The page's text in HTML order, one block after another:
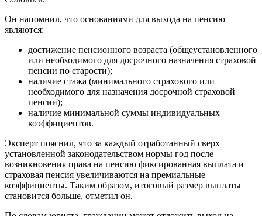
Он напомнил, что основаниями для выхода на пенсию
являются:
достижение пенсионного возраста (общеустановленного
или необходимого для досрочного назначения страховой
пенсии по старости);
наличие стажа (минимального страхового или
необходимого для назначения досрочной страховой
пенсии);
наличие минимальной суммы индивидуальных
коэффициентов.
Эксперт пояснил, что за каждый отработанный сверх
установленной законодательством нормы год после
возникновения права на пенсию фиксированная выплата и
страховая пенсия увеличиваются на премиальные
коэффициенты. Таким образом, итоговый размер выплаты
становится больше, отметил он.